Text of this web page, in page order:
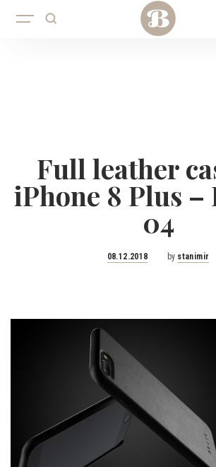
Full leather
iPhone 8 Plus –
04
Posted
08.12.2018 by stanimir